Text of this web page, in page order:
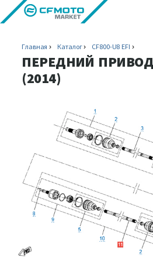
Главная Каталог CF800-U8 EFI
ПЕРЕДНИЙ
(2014)